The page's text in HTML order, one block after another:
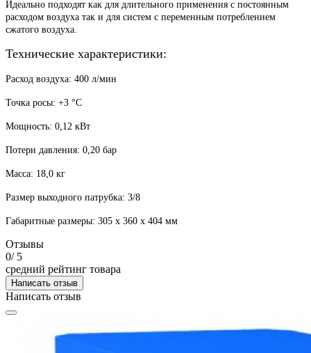
Идеально подходят как для длительного применения с постоянным
расходом воздуха так и для систем с переменным потреблением
сжатого воздуха.
Технические характеристики:
Расход воздуха: 400 л/мин
Точка росы: +3 °С
Мощность: 0,12 кВт
Потери давления: 0,20 бар
Масса: 18,0 кг
Размер выходного патрубка: 3/8
Габаритные размеры: 305 x 360 x 404 мм
Отзывы
0/ 5
средний рейтинг товара
Написать отзыв
Написать отзыв